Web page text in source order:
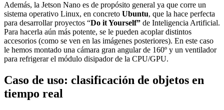
Además, la Jetson Nano es de propósito general ya que corre un
sistema operativo Linux, en concreto Ubuntu, que la hace perfecta
para desarrollar proyectos “Do it Yourself” de Inteligencia Artificial.
Para hacerla aún más potente, se le pueden acoplar distintos
accesorios (como se ven en las imágenes posteriores). En este caso
le hemos montado una cámara gran angular de 160º y un ventilador
para refrigerar el módulo disipador de la CPU/GPU.
Caso de uso: clasificación de objetos en
tiempo real